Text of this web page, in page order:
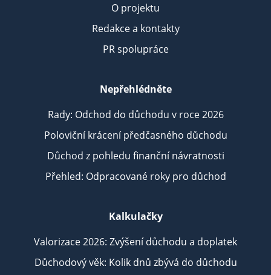
O projektu
Redakce a kontakty
PR spolupráce
Nepřehlédněte
Rady: Odchod do důchodu v roce 2026
Poloviční krácení předčasného důchodu
Důchod z pohledu finanční návratnosti
Přehled: Odpracované roky pro důchod
Kalkulačky
Valorizace 2026: Zvýšení důchodu a doplatek
Důchodový věk: Kolik dnů zbývá do důchodu